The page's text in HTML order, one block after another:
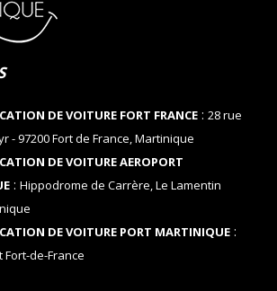
DE VOITURE FORT FRANCE: 28 rue
- 97200 Fort de France, Martinique
DE VOITURE AEROPORT
: Hippodrome de Carrère, Le Lamentin
DE VOITURE PORT MARTINIQUE:
de-France